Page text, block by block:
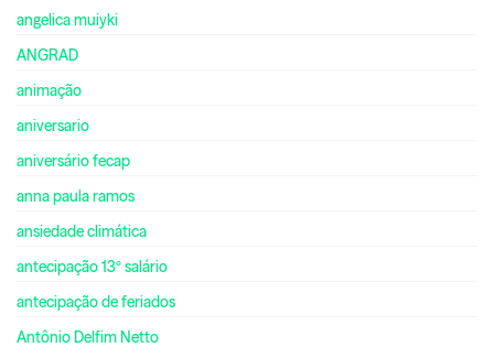
angelica muiyki
ANGRAD
animação
aniversario
aniversário fecap
anna paula ramos
ansiedade climática
antecipação 13º salário
antecipação de feriados
Antônio Delfim Netto